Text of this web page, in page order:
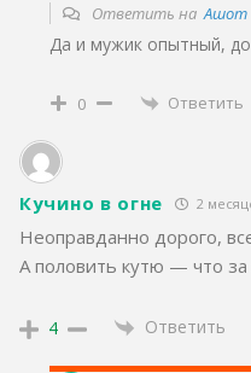
Ответить на Ашот
Да и мужик опытный,
0 Ответить
Кучино в огне 2
Неоправданно дорого,
А половить кутю — что
4 Ответить